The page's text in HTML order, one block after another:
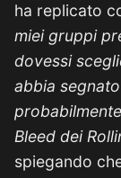
ha replicato
miei gruppi
dovessi
abbia
Bleed dei
spiegando